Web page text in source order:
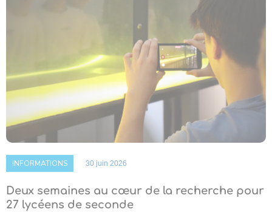
INFORMATIONS 30 juin 2026
Deux semaines au cœur de la recherche pour
27 lycéens de seconde